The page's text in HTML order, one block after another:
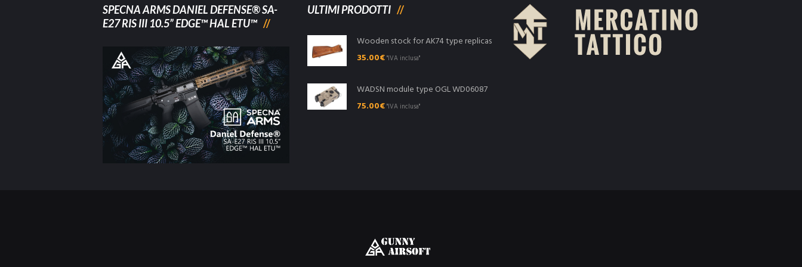
SPECNA ARMS DANIEL DEFENSE® SA-
E27 RIS III 10.5” EDGE™ HAL ETU™
ULTIMI PRODOTTI
Wooden stock for AK74 type replicas
35.00€"IVA inclusa"
WADSN module type OGL WD06087
75.00€"IVA inclusa"